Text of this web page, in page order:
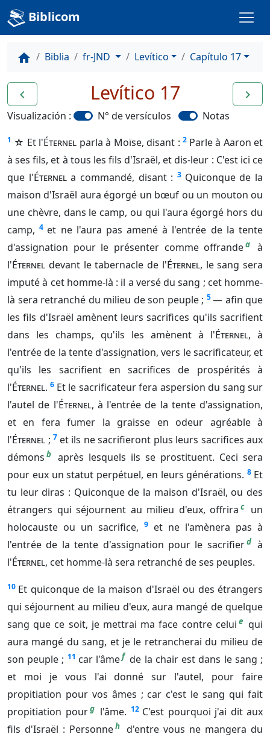
Biblicom
home Biblia fr-JND Levítico Capítulo 17
navigate_before navigate_next
Levítico 17
Visualización : N° de versículos Notas
1 ☆ Et l'Éternel parla à Moïse, disant : 2 Parle à Aaron et
à ses fils, et à tous les fils d'Israël, et dis-leur : C'est ici ce
que l'Éternela commandé, disant : 3 Quiconque de la
maison d'Israël aura égorgé un bœuf ou un mouton ou
une chèvre, dans le camp, ou qui l'aura égorgé hors du
camp, 4 et ne l'aura pas amené à l'entrée de la tente
d'assignation pour le présenter comme offrandea
à
l'Éternel devant le tabernacle de l'Éternel, le sang sera
imputé à cet homme-là : il a versé du sang ; cet homme-
là sera retranché du milieu de son peuple ; 5 — afin que
les fils d'Israël amènent leurs sacrifices qu'ils sacrifient
dans les champs, qu'ils les amènent à l'Éternel, à
l'entrée de la tente d'assignation, vers le sacrificateur, et
qu'ils les sacrifient en sacrifices de prospérités à
l'Éternel. 6 Et le sacrificateur fera aspersion du sang sur
l'autel de l'Éternel, à l'entrée de la tente d'assignation,
et en fera fumer la graisse en odeur agréable à
l'Éternel ; 7 et ils ne sacrifieront plus leurs sacrifices aux
démons b
après lesquels ils se prostituent. Ceci sera
pour eux un statut perpétuel, en leurs générations. 8 Et
tu leur diras : Quiconque de la maison d'Israël, ou des
étrangers qui séjournent au milieu d'eux, offrira c
un
holocauste ou un sacrifice,
9 et ne l'amènera pas à
l'entrée de la tente d'assignation pour le sacrifierd à
l'Éternel, cet homme-là sera retranché de ses peuples.
10 Et quiconque de la maison d'Israël ou des étrangers
qui séjournent au milieu d'eux, aura mangé de quelque
sang que ce soit, je mettrai ma face contre celui e qui
aura mangé du sang, et je le retrancherai du milieu de
son peuple ; 11 car l'âmef de la chair est dans le sang ;
et moi je vous l'ai donné sur l'autel, pour faire
propitiation pour vos âmes ; car c'est le sang qui fait
propitiation pourg l'âme. 12 C'est pourquoi j'ai dit aux
fils d'Israël : Personneh
d'entre vous ne mangera du